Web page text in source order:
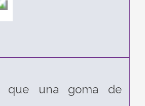
que una goma de